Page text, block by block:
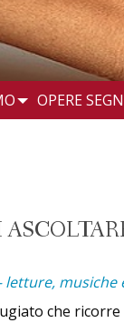
OPERE
letture,
che ricorre